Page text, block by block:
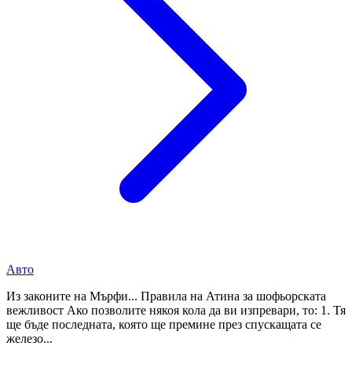
Авто
Из законите на Мърфи... Правила на Атина за шофьорската
вежливост Ако позволите някоя кола да ви изпревари, то: 1. Тя
ще бъде последната, която ще премине през спускащата се
железо...